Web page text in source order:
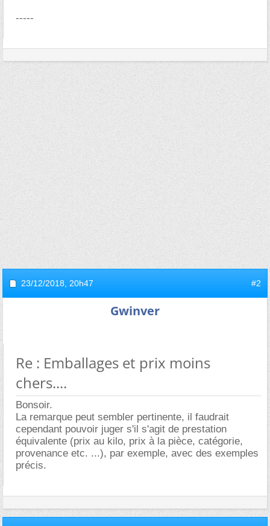
-----
23/12/2018, 20h47 #2
Gwinver
Re : Emballages et prix moins
chers....
Bonsoir.
La remarque peut sembler pertinente, il faudrait
cependant pouvoir juger s'il s'agit de prestation
équivalente (prix au kilo, prix à la pièce, catégorie,
provenance etc. ...), par exemple, avec des exemples
précis.